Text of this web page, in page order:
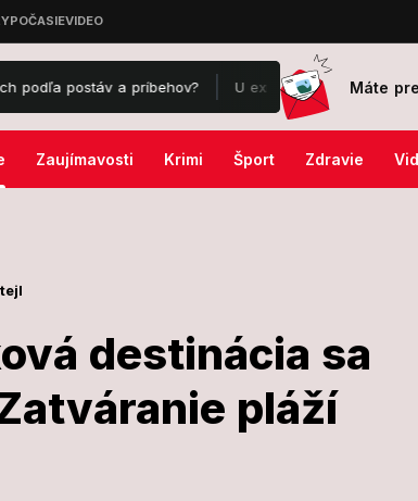
a príbehov? U exriaditeľa Správy železníc našli v
Máte
Zaujímavosti Krimi Šport Zdravie
destinácia sa
pláží